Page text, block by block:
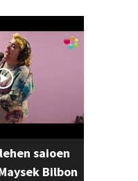
saioen
Bilbon